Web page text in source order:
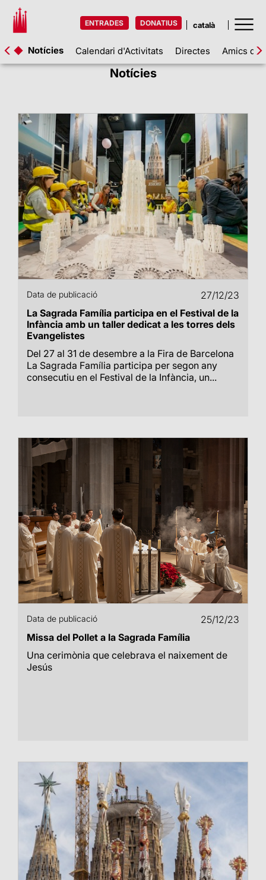
ENTRADES DONATIUS
Notícies Calendari d'Activitats Directes Amics de
Notícies
Data de publicació
27/12/23
La Sagrada Família participa en el Festival de la
Infància amb un taller dedicat a les torres dels
Evangelistes
Del 27 al 31 de desembre a la Fira de Barcelona
La Sagrada Família participa per segon any
consecutiu en el Festival de la Infància, un...
Data de publicació
25/12/23
Missa del Pollet a la Sagrada Família
Una cerimònia que celebrava el naixement de
Jesús